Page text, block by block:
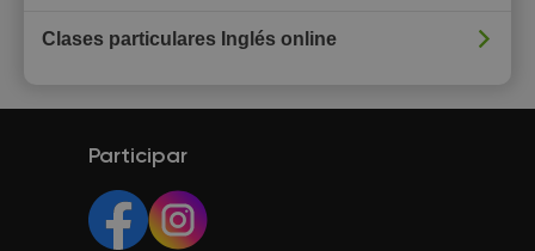
Clases particulares Inglés online
Participar